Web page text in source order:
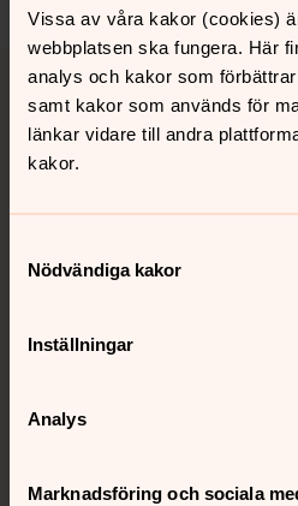
Vissa av våra kakor (cookies)
webbplatsen ska fungera. Här
analys och kakor som
samt kakor som används för
länkar vidare till andra
kakor.
Nödvändiga kakor
Inställningar
Analys
Marknadsföring och sociala
Tillbaka till toppen
Tillbaka till innehållet
Kontakt
Kalender
Hitta snabbt